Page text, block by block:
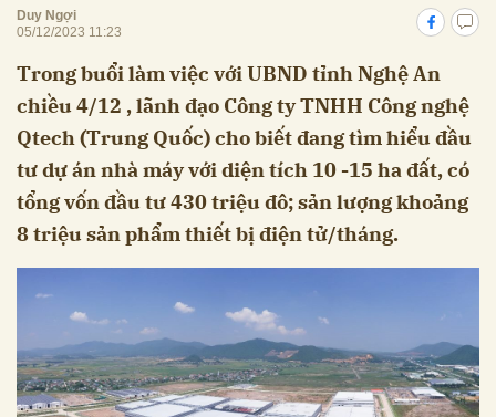
Duy Ngợi
05/12/2023 11:23
Trong buổi làm việc với UBND tỉnh Nghệ An
chiều 4/12 , lãnh đạo Công ty TNHH Công nghệ
Qtech (Trung Quốc) cho biết đang tìm hiểu đầu
tư dự án nhà máy với diện tích 10 -15 ha đất, có
tổng vốn đầu tư 430 triệu đô; sản lượng khoảng
8 triệu sản phẩm thiết bị điện tử/tháng.